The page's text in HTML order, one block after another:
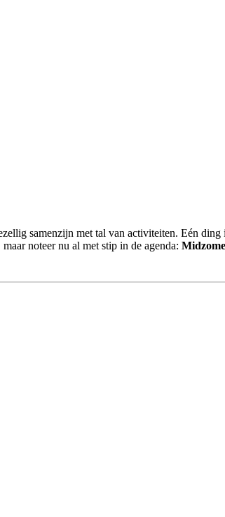
samenzijn met tal van activiteiten. Eén
noteer nu al met stip in de agenda: